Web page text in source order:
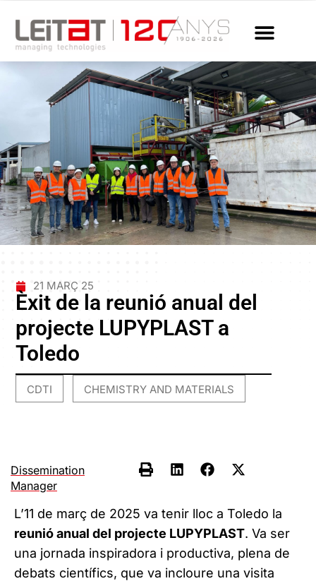
21 MARÇ 25
Èxit de la reunió anual del
projecte LUPYPLAST a
Toledo
CDTI CHEMISTRY AND MATERIALS
Dissemination
Manager
L’11 de març de 2025 va tenir lloc a Toledo la
reunió anual del projecte LUPYPLAST. Va ser
una jornada inspiradora i productiva, plena de
debats científics, que va incloure una visita